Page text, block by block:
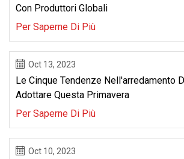
Con Produttori Globali
Per Saperne Di Più
Oct 13, 2023
Le Cinque Tendenze Nell'arredamento
Adottare Questa Primavera
Per Saperne Di Più
Oct 10, 2023